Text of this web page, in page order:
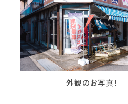
外観のお写真！